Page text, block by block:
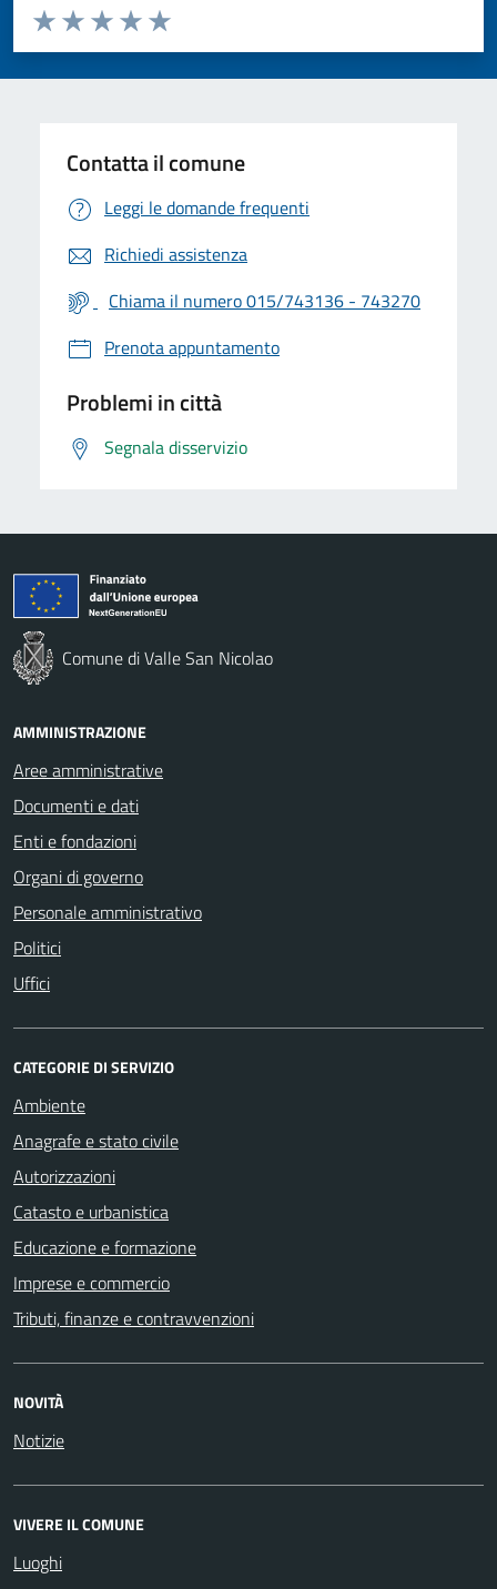
Valuta da 1 a 5 stelle la pagina
Valuta 5 stelle su 5
Valuta 4 stelle su 5
Valuta 3 stelle su 5
Valuta 2 stelle su 5
Valuta 1 stelle su 5
Contatta il comune
Leggi le domande frequenti
Richiedi assistenza
Chiama il numero 015/743136 - 743270
Prenota appuntamento
Problemi in città
Segnala disservizio
Comune di Valle San Nicolao
AMMINISTRAZIONE
Aree amministrative
Documenti e dati
Enti e fondazioni
Organi di governo
Personale amministrativo
Politici
Uffici
CATEGORIE DI SERVIZIO
Ambiente
Anagrafe e stato civile
Autorizzazioni
Catasto e urbanistica
Educazione e formazione
Imprese e commercio
Tributi, finanze e contravvenzioni
NOVITÀ
Notizie
VIVERE IL COMUNE
Luoghi